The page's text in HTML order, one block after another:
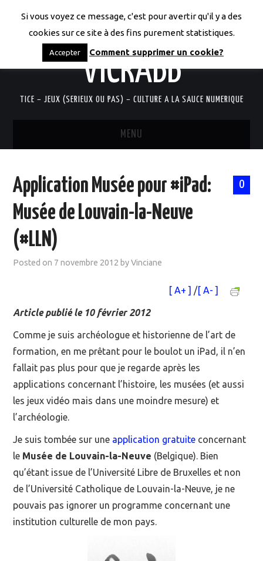
LES CODICES DE
VICRABB
TICE – JEUX (SERIEUX OU PAS) – CULTURE A LA SAUCE NUMERIQUE
MENU
QUI SUIS-JE?
DOCUMENTS
EVÉNEMENTS
DANS LA PRESSE
0
Application Musée pour #iPad:
Musée de Louvain-la-Neuve
(#LLN)
Posted on 7 novembre 2012 byVinciane
[ A+ ] /[ A- ]
Article publié le 10 février 2012
Comme je suis archéologue et historienne de l’art de
formation, en me prêtant pour le boulot un iPad, il n’en
fallait pas plus pour que je regarde après les
applications concernant l’histoire, les musées (et aussi
les jeux vidéo mais dans une moindre mesure) et
l’archéologie.
Je suis tombée sur une application gratuite concernant
le Musée de Louvain-la-Neuve (Belgique). Bien
qu’étant issue de l’Université Libre de Bruxelles et non
de l’Université Catholique de Louvain-la-Neuve, je ne
pouvais pas ignorer un programme concernant une
institution culturelle de mon pays.
Si vous voyez ce message, c'est pour avertir qu'il y a des
cookies sur ce site à des fins purement statistiques.
Accepter Comment supprimer un cookie?